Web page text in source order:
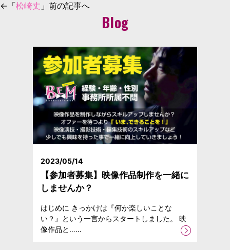
←「松崎丈 」前の記事へ
Blog
2023/05/14
【参加者募集】映像作品制作を一緒に
しませんか？
はじめに きっかけは『何か楽しいことな
い？』という一言からスタートしました。 映
像作品と……